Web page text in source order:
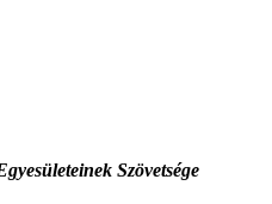
Szövetsége